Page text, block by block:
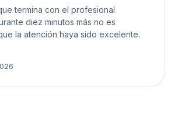
termina con el profesional
diez minutos más no es
la atención haya sido excelente.